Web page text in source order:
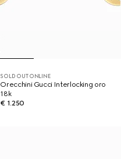
SOLD OUT ONLINE
Orecchini Gucci Interlocking oro
18k
€ 1.250